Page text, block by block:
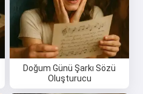
Doğum Günü Şarkı Sözü
Oluşturucu